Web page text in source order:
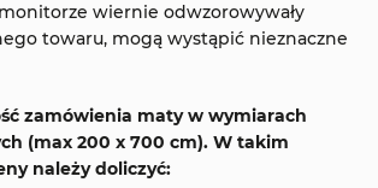
wiernie odwzorowywały
towaru, mogą wystąpić nieznaczne
zamówienia maty w wymiarach
(max 200 x 700 cm). W takim
należy doliczyć: